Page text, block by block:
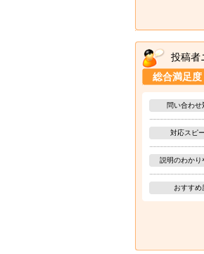
投稿者
総合満足度
問い合わせ
対応スピ
説明のわかり
おすすめ